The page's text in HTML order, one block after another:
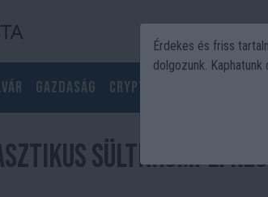
Gazdaság Crypto
Sültkrumpli
Érdekes és friss
dolgozunk.